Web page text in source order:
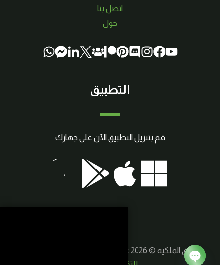
اتصل بنا
حول
التطبيق
قم بتنزيل التطبيق الآن على جهازك
حقوق الملكية © 2026 SmartCraft | صنع بواسطة